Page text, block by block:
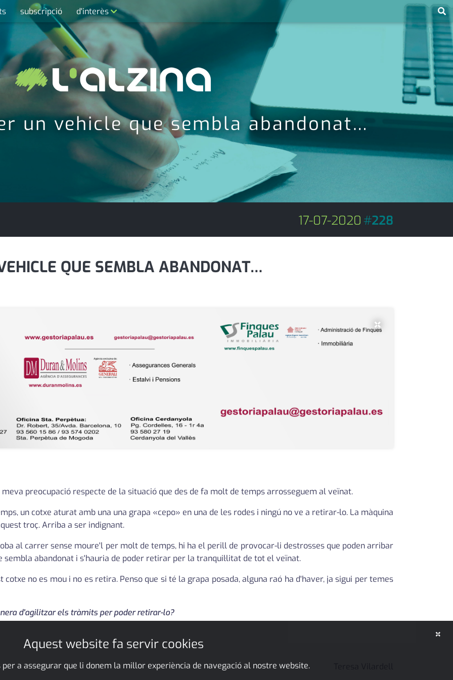
subscripció d'interès
farmàcies
telèfons
calendari
un vehicle que sembla abandonat…
17-07-2020 #228
QUE SEMBLA ABANDONAT…
×
preocupació respecte de la situació que des de fa molt de temps arrosseguem al veïnat.
un cotxe aturat amb una una grapa «cepo» en una de les rodes i ningú no ve a retirar-lo. La màquina
troç. Arriba a ser indignant.
al carrer sense moure'l per molt de temps, hi ha el perill de provocar-li destrosses que poden arribar
abandonat i s'hauria de poder retirar per la tranquil·litat de tot el veïnat.
cotxe no es mou i no es retira. Penso que si té la grapa posada, alguna raó ha d'haver, ja sigui per temes
d'agilitzar els tràmits per poder retirar-lo?
×
Aquest website fa servir cookies
a assegurar que li donem la millor experiència de navegació al nostre website.